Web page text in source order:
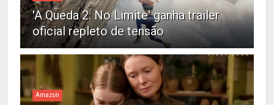
'A Queda 2: No Limite' ganha trailer
oficial repleto de tensão
Amazon